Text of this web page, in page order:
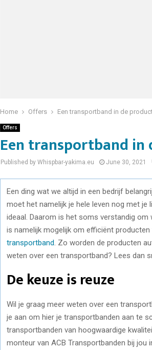
Home Offers Een transportband in de
Offers
Een transportband in
Published by Whispbar-yakima.eu June 30, 2021
Een ding wat we altijd in een bedrijf
moet het namelijk je hele leven nog met
ideaal. Daarom is het soms verstandig
is namelijk mogelijk om efficiënt producten
transportband . Zo worden de producten
weten over een transportband? Lees dan
De keuze is reuze
Wil je graag meer weten over een
je aan om hier je transportbanden aan te
transportbanden van hoogwaardige
monteur van ACB Transportbanden bij jou